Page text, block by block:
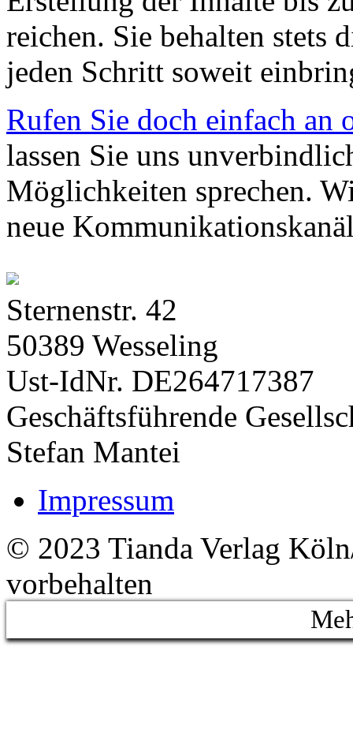
reichen. Sie behalten stets
jeden Schritt soweit
Rufen Sie doch einfach an
lassen Sie uns
Möglichkeiten sprechen.
neue
Sternenstr. 42
50389 Wesseling
Ust-IdNr. DE264717387
Geschäftsführende
Stefan Mantei
Impressum
© 2023 Tianda Verlag
vorbehalten